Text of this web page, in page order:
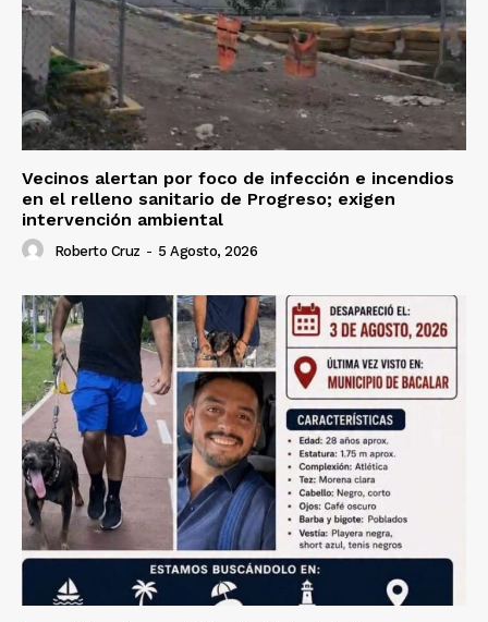
Vecinos alertan por foco de infección e incendios
en el relleno sanitario de Progreso; exigen
intervención ambiental
Roberto Cruz - 5 Agosto, 2026